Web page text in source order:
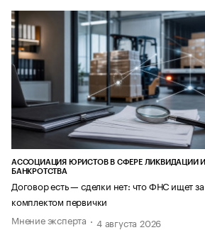
АССОЦИАЦИЯ ЮРИСТОВ В СФЕРЕ ЛИКВИДАЦИИ И
БАНКРОТСТВА
Договор есть — сделки нет: что ФНС ищет за
комплектом первички
Мнение эксперта
4 августа 2026